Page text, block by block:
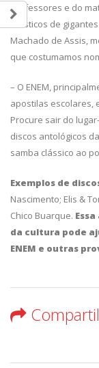
professores e do
artísticos de
Machado de Assis,
que costumamos
– O ENEM,
apostilas escolares,
Procure sair do
discos antológicos
samba clássico ao
Exemplos de
Nascimento; Elis &
Chico Buarque.
da cultura pode
ENEM e outras